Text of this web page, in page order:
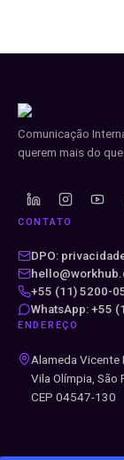
Comunicação
querem mais do
CONTATO
DPO:
+55 (11) 5200-
WhatsApp: +55
ENDEREÇO
Alameda Vicente
Vila Olímpia, São
CEP 04547-130